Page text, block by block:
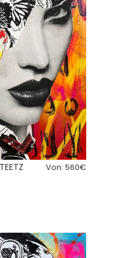
Von:560€